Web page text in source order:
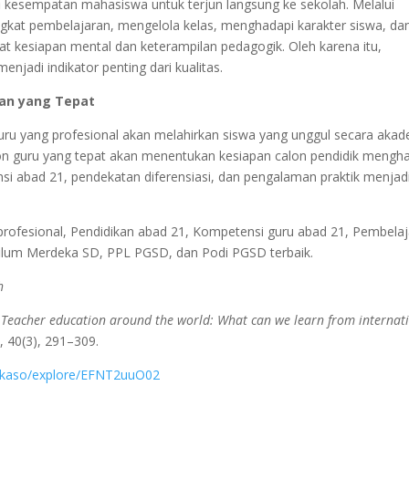
mahasiswa untuk terjun langsung ke sekolah. Melalui
pembelajaran, mengelola kelas, menghadapi karakter siswa,
kesiapan mental dan keterampilan pedagogik. Oleh karena itu,
indikator penting dari kualitas.
yang Tepat
yang profesional akan melahirkan siswa yang unggul secara
guru yang tepat akan menentukan kesiapan calon pendidik
abad 21, pendekatan diferensiasi, dan pengalaman praktik menjadi
Pendidikan abad 21, Kompetensi guru abad 21,
Merdeka SD, PPL PGSD, dan Podi PGSD terbaik.
Teacher education around the world: What can we learn from
291–309.
explore/EFNT2uuO02